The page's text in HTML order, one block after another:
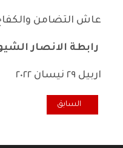
عاش التضامن
رابطة الانصار
اربيل ٢٩ نيسان ٢٠٢٢
المقال السابق: أربعينية
السابق